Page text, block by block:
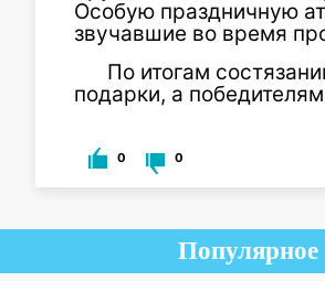
Особую праздничную
звучавшие во время
По итогам
подарки, а
0 0
Популярное